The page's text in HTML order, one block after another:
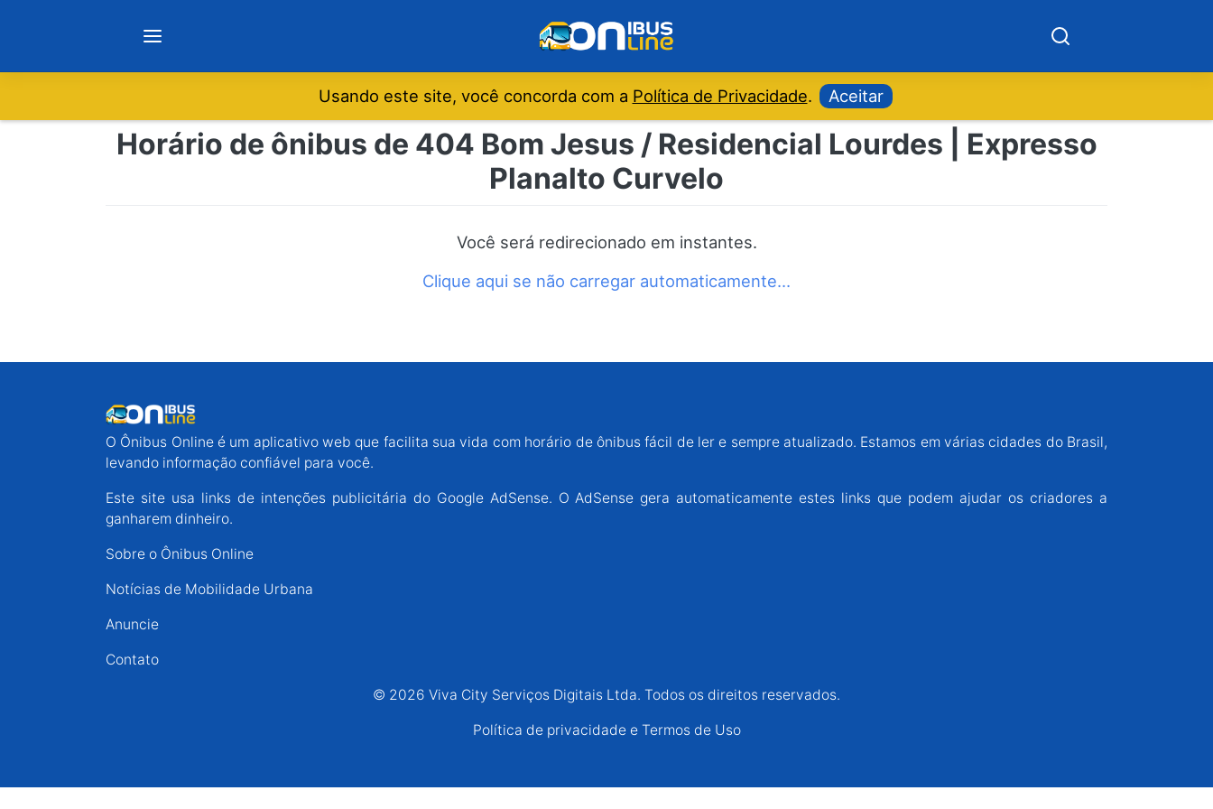
Notícias
Espírito Santo
Paraná
Rio Grande do Sul
Centro-Oeste
Usando este site, você concorda com a Política de Privacidade. Aceitar
Horário de ônibus de 404 Bom Jesus / Residencial Lourdes | Expresso
Planalto Curvelo
Você será redirecionado em instantes.
Clique aqui se não carregar automaticamente…
O Ônibus Online é um aplicativo web que facilita sua vida com horário de ônibus fácil de ler e sempre atualizado. Estamos em várias cidades do Brasil,
levando informação confiável para você.
Este site usa links de intenções publicitária do Google AdSense. O AdSense gera automaticamente estes links que podem ajudar os criadores a
ganharem dinheiro.
Sobre o Ônibus Online
Notícias de Mobilidade Urbana
Anuncie
Contato
© 2026 Viva City Serviços Digitais Ltda. Todos os direitos reservados.
Política de privacidade e Termos de Uso